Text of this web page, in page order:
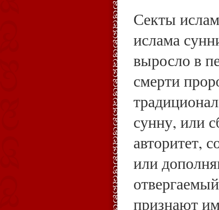
Секты
ислама
выросло в
смерти
сунну, или
авторитет,
или
признают